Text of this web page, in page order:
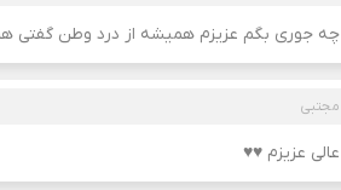
چه جوری بگم عزیزم همیشه از درد وطن گفتی
مجتبی
عالی عزیزم ♥♥